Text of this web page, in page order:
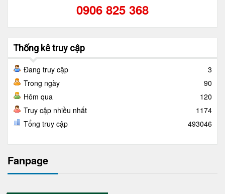
0906 825 368
Thống kê truy cập
Đang truy cập
3
Trong ngày
90
Hôm qua
120
Truy cập nhiều nhất
1174
Tổng truy cập
493046
Fanpage